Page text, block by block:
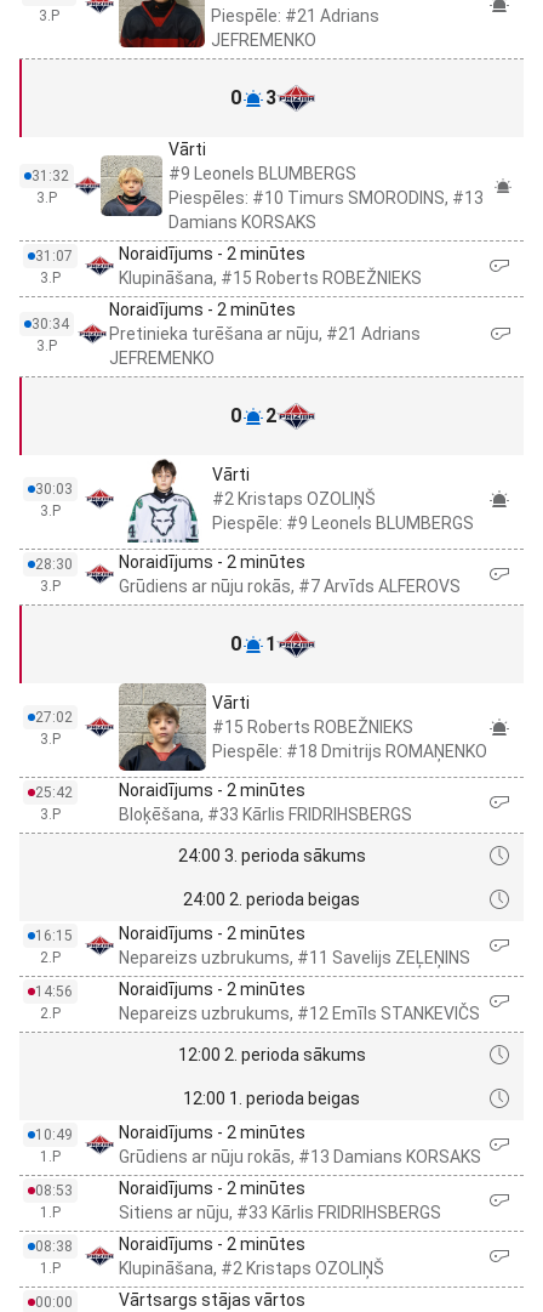
3.P
Piespēle: #21 Adrians
JEFREMENKO
0 3
31:32
3.P
Vārti
#9 Leonels BLUMBERGS
Piespēles: #10 Timurs SMORODINS, #13
Damians KORSAKS
31:07
3.P
Noraidījums - 2 minūtes
Klupināšana, #15 Roberts ROBEŽNIEKS
30:34
3.P
Noraidījums - 2 minūtes
Pretinieka turēšana ar nūju, #21 Adrians
JEFREMENKO
0 2
30:03
3.P
Vārti
#2 Kristaps OZOLIŅŠ
Piespēle: #9 Leonels BLUMBERGS
28:30
3.P
Noraidījums - 2 minūtes
Grūdiens ar nūju rokās, #7 Arvīds ALFEROVS
0 1
27:02
3.P
Vārti
#15 Roberts ROBEŽNIEKS
Piespēle: #18 Dmitrijs ROMAŅENKO
25:42
3.P
Noraidījums - 2 minūtes
Bloķēšana, #33 Kārlis FRIDRIHSBERGS
24:00 3. perioda sākums
24:00 2. perioda beigas
16:15
2.P
Noraidījums - 2 minūtes
Nepareizs uzbrukums, #11 Savelijs ZEĻEŅINS
14:56
2.P
Noraidījums - 2 minūtes
Nepareizs uzbrukums, #12 Emīls STANKEVIČS
12:00 2. perioda sākums
12:00 1. perioda beigas
10:49
1.P
Noraidījums - 2 minūtes
Grūdiens ar nūju rokās, #13 Damians KORSAKS
08:53
1.P
Noraidījums - 2 minūtes
Sitiens ar nūju, #33 Kārlis FRIDRIHSBERGS
08:38
1.P
Noraidījums - 2 minūtes
Klupināšana, #2 Kristaps OZOLIŅŠ
00:00
Vārtsargs stājas vārtos